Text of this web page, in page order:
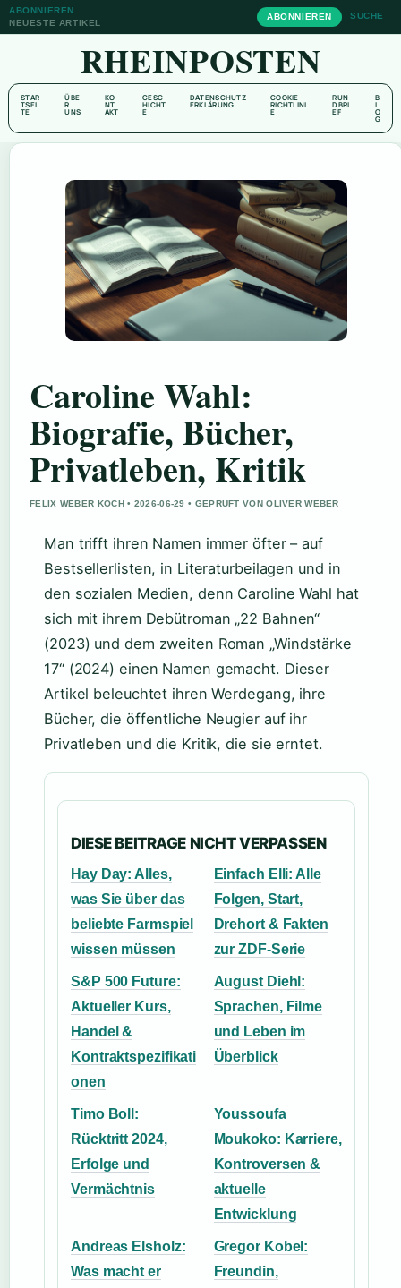
ABONNIEREN
NEUESTE ARTIKEL
ABONNIEREN SUCHE
RHEINPOSTEN
STAR
TSEI
TE
ÜBE
R
UNS
KO
NT
AKT
GESC
HICHT
E
DATENSCHUTZ
ERKLÄRUNG
COOKIE-
RICHTLINI
E
RUN
DBRI
EF
B
L
O
G
Caroline Wahl:
Biografie, Bücher,
Privatleben, Kritik
FELIX WEBER KOCH • 2026-06-29 • GEPRUFT VON OLIVER WEBER
Man trifft ihren Namen immer öfter – auf
Bestsellerlisten, in Literaturbeilagen und in
den sozialen Medien, denn Caroline Wahl hat
sich mit ihrem Debütroman „22 Bahnen“
(2023) und dem zweiten Roman „Windstärke
17“ (2024) einen Namen gemacht. Dieser
Artikel beleuchtet ihren Werdegang, ihre
Bücher, die öffentliche Neugier auf ihr
Privatleben und die Kritik, die sie erntet.
DIESE BEITRAGE NICHT VERPASSEN
Hay Day: Alles,
was Sie über das
beliebte Farmspiel
wissen müssen
Einfach Elli: Alle
Folgen, Start,
Drehort & Fakten
zur ZDF-Serie
S&P 500 Future:
Aktueller Kurs,
Handel &
Kontraktspezifikati
onen
August Diehl:
Sprachen, Filme
und Leben im
Überblick
Timo Boll:
Rücktritt 2024,
Erfolge und
Vermächtnis
Youssoufa
Moukoko: Karriere,
Kontroversen &
aktuelle
Entwicklung
Andreas Elsholz:
Was macht er
Gregor Kobel:
Freundin,